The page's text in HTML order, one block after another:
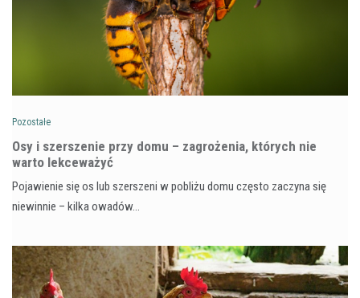
Pozostałe
Osy i szerszenie przy domu – zagrożenia, których nie
warto lekceważyć
Pojawienie się os lub szerszeni w pobliżu domu często zaczyna się
niewinnie – kilka owadów…